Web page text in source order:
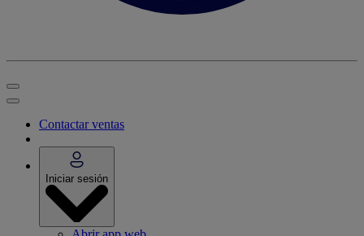
Contactar ventas
Iniciar sesión